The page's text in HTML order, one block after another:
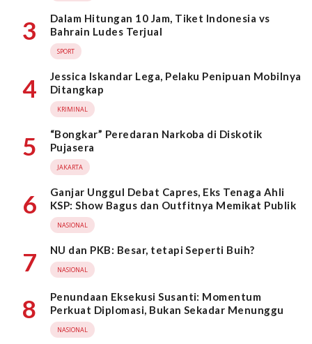
3
Dalam Hitungan 10 Jam, Tiket Indonesia vs
Bahrain Ludes Terjual
SPORT
4
Jessica Iskandar Lega, Pelaku Penipuan Mobilnya
Ditangkap
KRIMINAL
5
“Bongkar” Peredaran Narkoba di Diskotik
Pujasera
JAKARTA
6
Ganjar Unggul Debat Capres, Eks Tenaga Ahli
KSP: Show Bagus dan Outfitnya Memikat Publik
NASIONAL
7 NU dan PKB: Besar, tetapi Seperti Buih?
NASIONAL
8
Penundaan Eksekusi Susanti: Momentum
Perkuat Diplomasi, Bukan Sekadar Menunggu
NASIONAL